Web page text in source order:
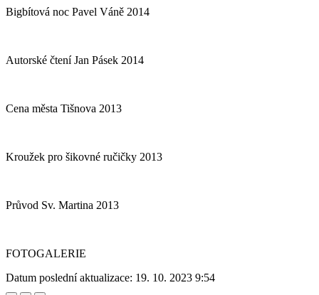
Bigbítová noc Pavel Váně 2014
Autorské čtení Jan Pásek 2014
Cena města Tišnova 2013
Kroužek pro šikovné ručičky 2013
Průvod Sv. Martina 2013
FOTOGALERIE
Datum poslední aktualizace: 19. 10. 2023 9:54